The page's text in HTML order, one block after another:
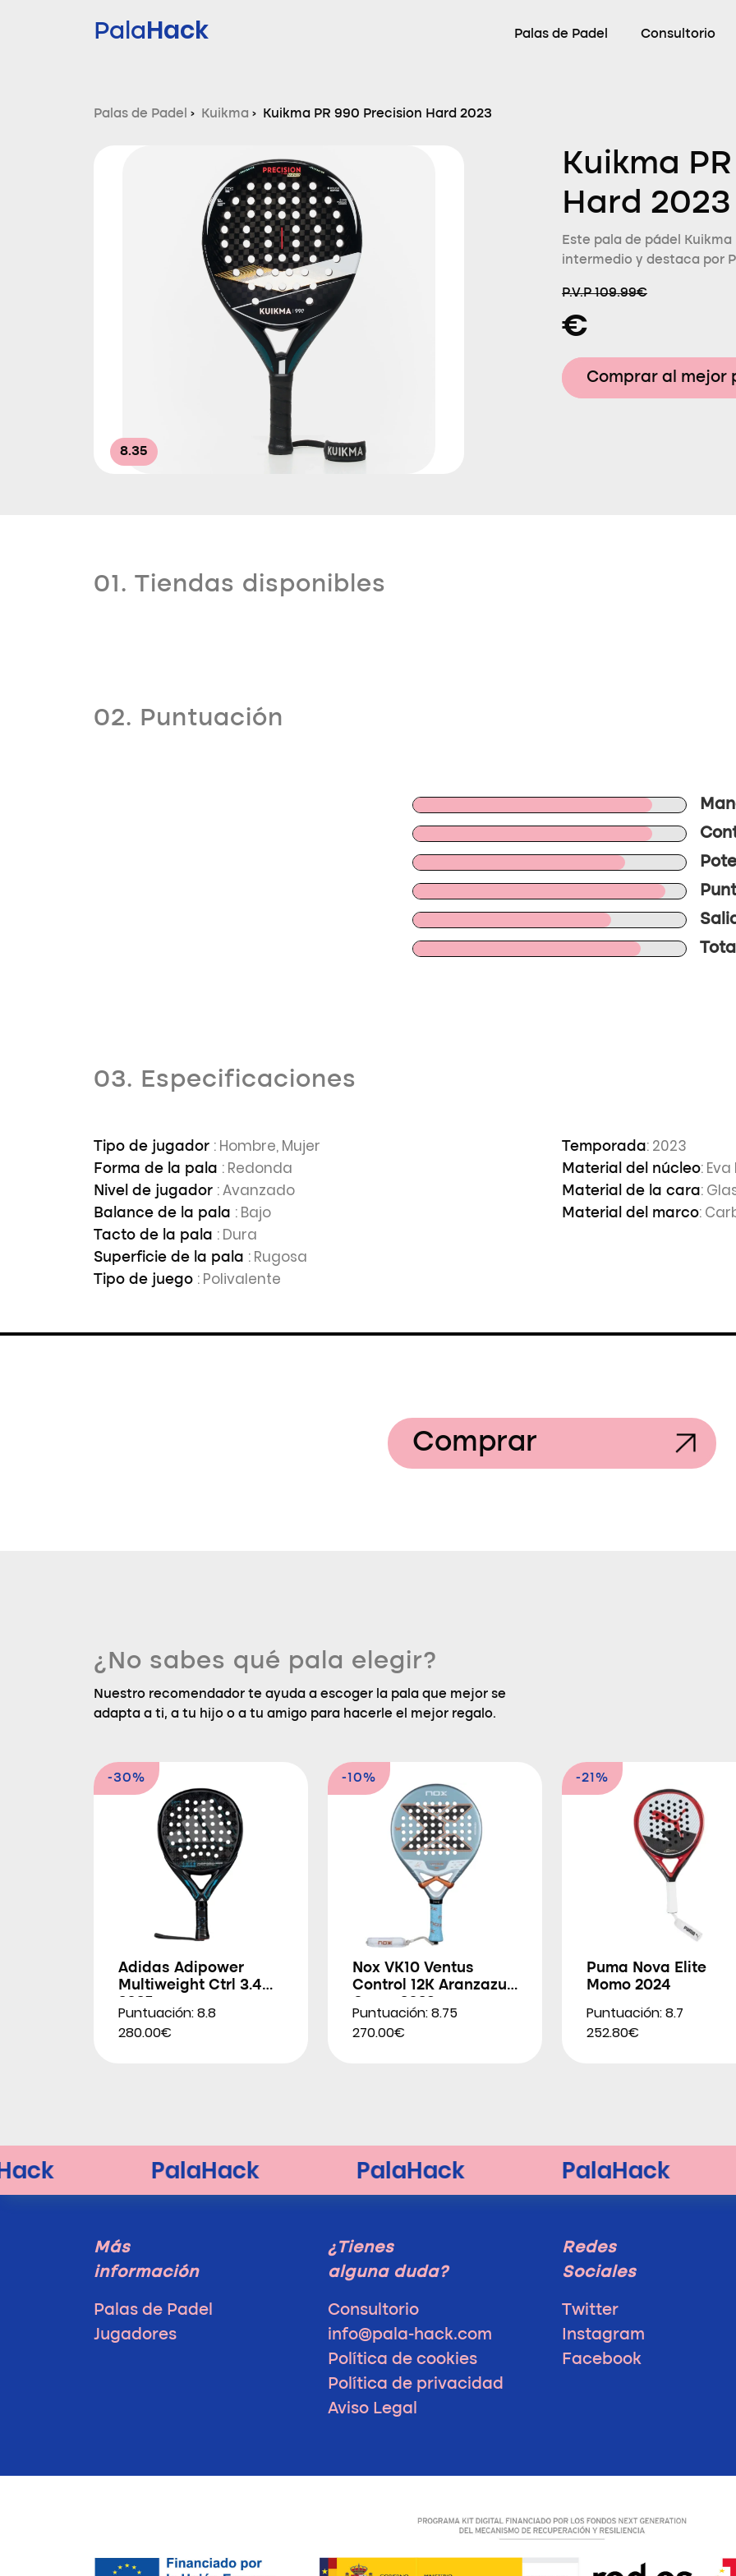
PalaHack Palas de Padel Consultorio
Palas de Padel › Kuikma › Kuikma PR 990 Precision Hard 2023
8.35
Kuikma
Hard 2023
Este pala de pádel
intermedio y destaca por
P.V.P 109.99€
€
Comprar al mejor
01. Tiendas disponibles
02. Puntuación
03. Especificaciones
Tipo de jugador : Hombre, Mujer
Forma de la pala : Redonda
Nivel de jugador : Avanzado
Balance de la pala : Bajo
Tacto de la pala : Dura
Superficie de la pala : Rugosa
Tipo de juego : Polivalente
Temporada: 2023
Material del núcleo:
Material de la cara:
Material del marco:
Comprar
¿No sabes qué pala elegir?
Nuestro recomendador te ayuda a escoger la pala que mejor se
adapta a ti, a tu hijo o a tu amigo para hacerle el mejor regalo.
-30%
Adidas Adipower
Multiweight Ctrl 3.4
Puntuación: 8.8
280.00€
-10%
Nox VK10 Ventus
Control 12K Aranzazu
Puntuación: 8.75
270.00€
-21%
Puma Nova Elite
Momo 2024
Puntuación: 8.7
252.80€
Más
información
Palas de Padel
Jugadores
¿Tienes
alguna duda?
Consultorio
info@pala-hack.com
Política de cookies
Política de privacidad
Aviso Legal
Redes
Sociales
Twitter
Instagram
Facebook